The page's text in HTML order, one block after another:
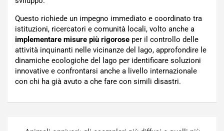
Questo richiede un impegno immediato e coordinato tra
istituzioni, ricercatori e comunità locali, volto anche a
implementare misure più rigorose per il controllo delle
attività inquinanti nelle vicinanze del lago, approfondire le
dinamiche ecologiche del lago per identificare soluzioni
innovative e confrontarsi anche a livello internazionale
con chi ha già avuto a che fare con simili disastri.